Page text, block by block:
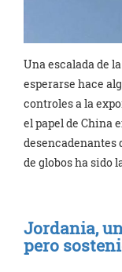
Una escalada de
esperarse hace
controles a la
el papel de China
desencadenantes
de globos ha sido
Jordania,
pero